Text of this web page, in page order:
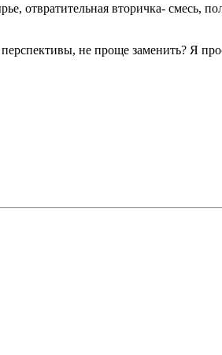
отвратительная вторичка- смесь,
не проще заменить? Я